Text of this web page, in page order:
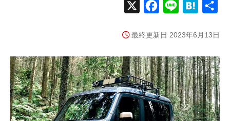
c
b
o
o
k
n
t
n
a
最終更新日 2023年6月13日